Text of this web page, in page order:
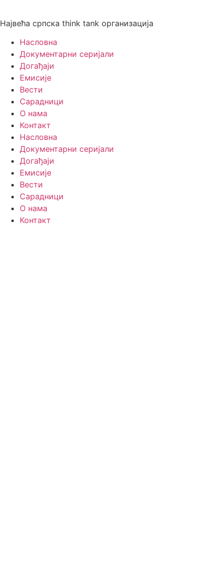
Највећа српска think tank организација
Насловна
Документарни серијали
Догађаји
Емисије
Вести
Сарадници
О нама
Контакт
Насловна
Документарни серијали
Догађаји
Емисије
Вести
Сарадници
О нама
Контакт